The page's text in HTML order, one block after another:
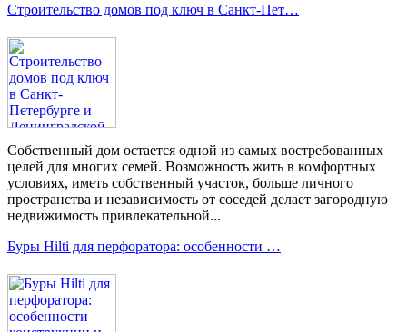
Строительство домов под ключ в Санкт-Пет…
Собственный дом остается одной из самых востребованных
целей для многих семей. Возможность жить в комфортных
условиях, иметь собственный участок, больше личного
пространства и независимость от соседей делает загородную
недвижимость привлекательной...
Буры Hilti для перфоратора: особенности …